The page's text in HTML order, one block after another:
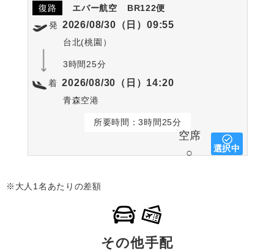
復路 エバー航空
BR122便
発 2026/08/30（日）09:55
台北(桃園）
3時間25分
着 2026/08/30（日）14:20
青森空港
所要時間：3時間25分
空席
○
選択中
※大人1名あたりの差額
その他手配